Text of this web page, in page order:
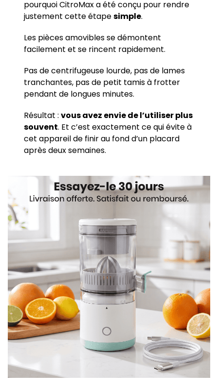
pourquoi CitroMax a été conçu pour rendre
justement cette étapesimple.
Les pièces amovibles se démontent
facilement et se rincent rapidement.
Pas de centrifugeuse lourde, pas de lames
tranchantes, pas de petit tamis à frotter
pendant de longues minutes.
Résultat :vous avez envie de l’utiliser plus
souvent. Et c’est exactement ce qui évite à
cet appareil de finir au fond d’un placard
après deux semaines.